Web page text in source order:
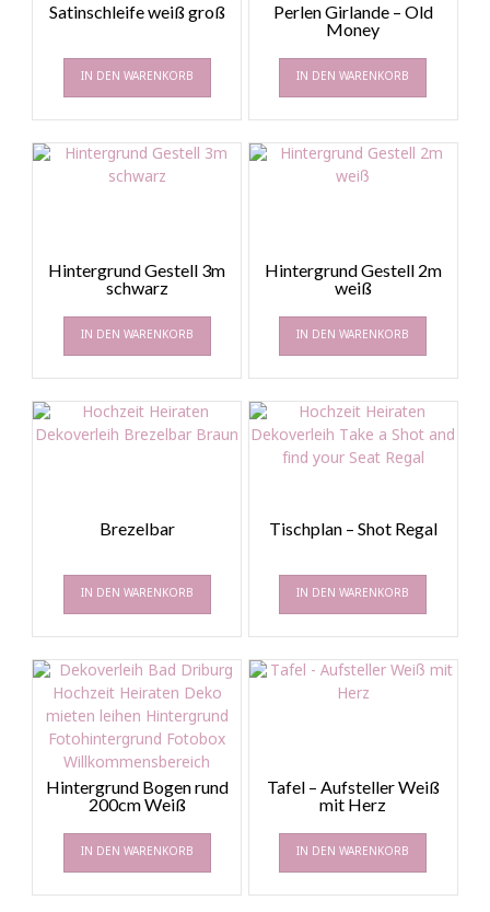
Satinschleife weiß groß
IN DEN WARENKORB
Perlen Girlande – Old
Money
IN DEN WARENKORB
Hintergrund Gestell 3m
schwarz
IN DEN WARENKORB
Hintergrund Gestell 2m
weiß
IN DEN WARENKORB
Brezelbar
IN DEN WARENKORB
Tischplan – Shot Regal
IN DEN WARENKORB
Hintergrund Bogen rund
200cm Weiß
IN DEN WARENKORB
Tafel – Aufsteller Weiß
mit Herz
IN DEN WARENKORB